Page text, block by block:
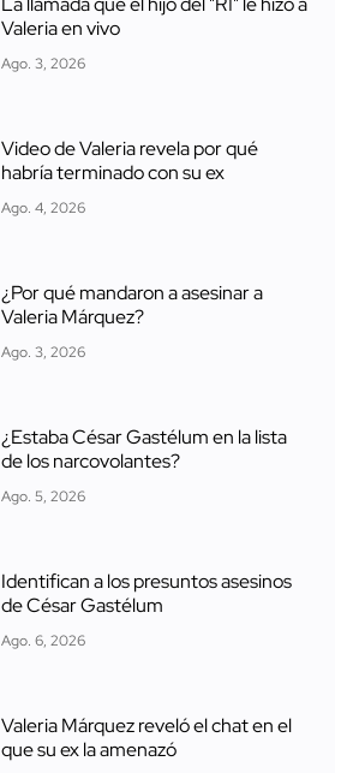
Valeria en vivo
Ago. 3, 2026
Video de Valeria revela por qué
habría terminado con su ex
Ago. 4, 2026
¿Por qué mandaron a asesinar a
Valeria Márquez?
Ago. 3, 2026
¿Estaba César Gastélum en la lista
de los narcovolantes?
Ago. 5, 2026
Identifican a los presuntos asesinos
de César Gastélum
Ago. 6, 2026
Valeria Márquez reveló el chat en el
que su ex la amenazó